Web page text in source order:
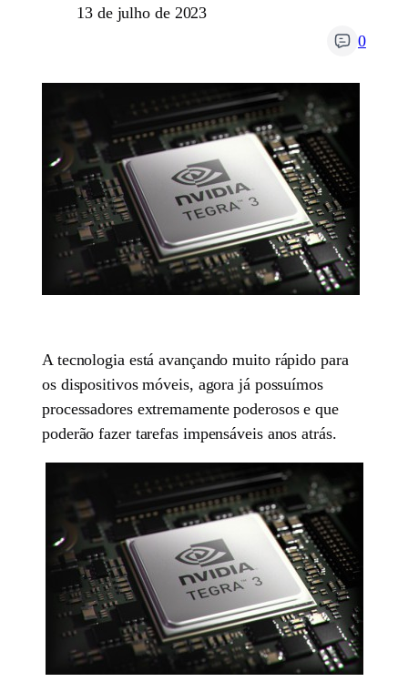
13 de julho de 2023
0
A tecnologia está avançando muito rápido para
os dispositivos móveis, agora já possuímos
processadores extremamente poderosos e que
poderão fazer tarefas impensáveis anos atrás.